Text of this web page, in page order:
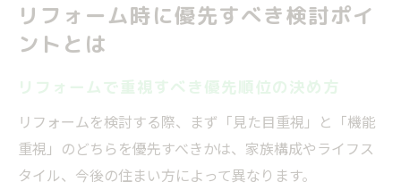
リフォーム時に優先すべき検討ポイ
ントとは
リフォームで重視すべき優先順位の決め方
リフォームを検討する際、まず「見た目重視」と「機能
重視」のどちらを優先すべきかは、家族構成やライフス
タイル、今後の住まい方によって異なります。